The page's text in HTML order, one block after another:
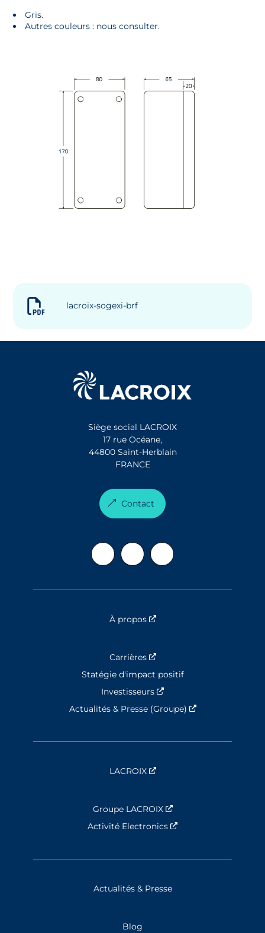
Gris.
Autres couleurs : nous consulter.
lacroix-sogexi-brf
Siège social LACROIX
17 rue Océane,
44800 Saint-Herblain
FRANCE
Contact
À propos Nouvelle fenêtre
Carrières
Nouvelle fenêtre
Statégie d'impact positif
Investisseurs
Actualités & Presse (Groupe)
Nouvelle fenêtre
LACROIX Nouvelle fenêtre
Groupe LACROIX
Nouvelle fenêtre
Activité Electronics
Actualités & Presse
Blog